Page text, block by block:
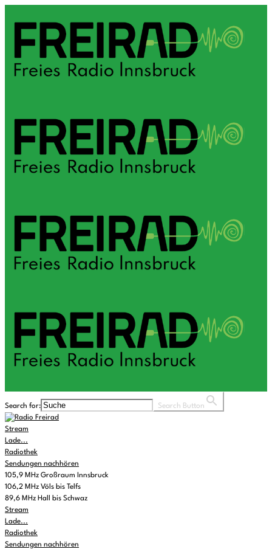
Search for: Search Button
Stream
Lade...
Radiothek
Sendungen nachhören
105,9 MHz Großraum Innsbruck
106,2 MHz Völs bis Telfs
89,6 MHz Hall bis Schwaz
Stream
Lade...
Radiothek
Sendungen nachhören